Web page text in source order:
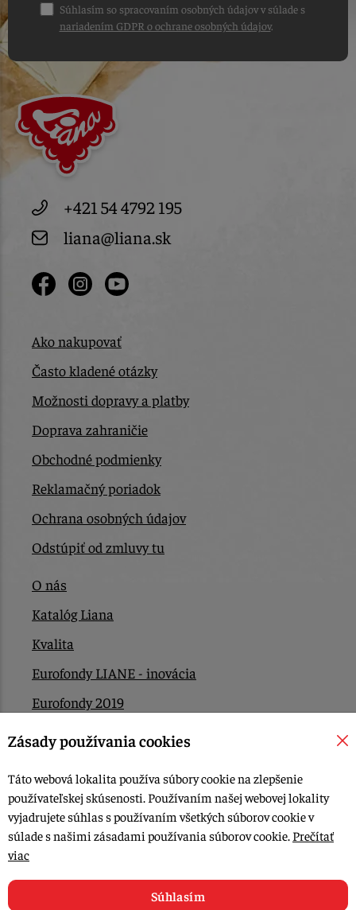
Súhlasím so spracovaním osobných údajov v súlade s
nariadením GDPR o ochrane osobných údajov.
+421 54 4792 195
liana@liana.sk
Ako nakupovať
Často kladené otázky
Možnosti dopravy a platby
Doprava zahraničie
Obchodné podmienky
Reklamačný poriadok
Ochrana osobných údajov
Odstúpiť od zmluvy tu
O nás
Katalóg Liana
Kvalita
Eurofondy LIANE - inovácia
Eurofondy 2019
Eurofondy 2022/2023
Kontakt
© 2015-2026, LIANA GOLIAŠ s.r.o. všetky práva vyhradené.
Upraviť nastavenia Cookies
Zásady používania cookies
Táto webová lokalita používa súbory cookie na zlepšenie
používateľskej skúsenosti. Používaním našej webovej lokality
vyjadrujete súhlas s používaním všetkých súborov cookie v
súlade s našimi zásadami používania súborov cookie. Prečítať
viac
Súhlasím